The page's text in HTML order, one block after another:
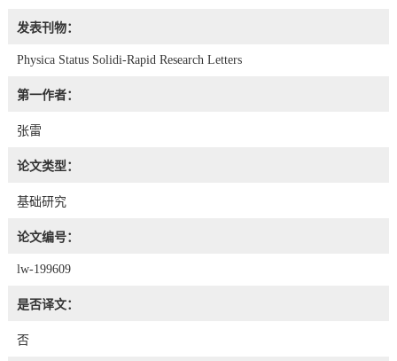
发表刊物：
Physica Status Solidi-Rapid Research Letters
第一作者：
张雷
论文类型：
基础研究
论文编号：
lw-199609
是否译文：
否